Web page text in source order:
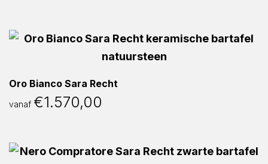
Oro Bianco Sara Recht
vanaf €1.570,00